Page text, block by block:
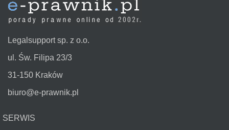
Legalsupport sp. z o.o.
ul. Św. Filipa 23/3
31-150 Kraków
biuro@e-prawnik.pl
SERWIS